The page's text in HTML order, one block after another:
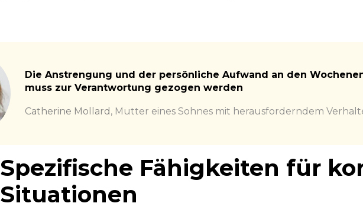
Die Anstrengung und der persönliche Aufwand an den
muss zur Verantwortung gezogen werden
Catherine Mollard , Mutter eines Sohnes mit herausforderndem
Spezifische Fähigkeiten für
Situationen